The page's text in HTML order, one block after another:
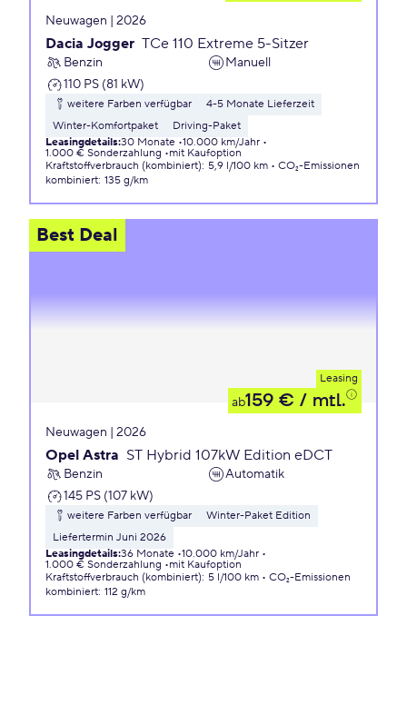
Neuwagen | 2026
Dacia Jogger TCe 110 Extreme 5-Sitzer
Benzin
Manuell
110 PS (81 kW)
weitere Farben verfügbar
4-5 Monate Lieferzeit
Winter-Komfortpaket
Driving-Paket
Leasingdetails:30 Monate 10.000 km/Jahr
1.000 € Sonderzahlung
mit Kaufoption
Kraftstoffverbrauch (kombiniert): 5,9 l/100 km
CO₂-Emissionen
kombiniert: 135 g/km
Best Deal
Leasing
ab159 € / mtl.
Neuwagen | 2026
Opel Astra ST Hybrid 107kW Edition eDCT
Benzin
Automatik
145 PS (107 kW)
weitere Farben verfügbar
Winter-Paket Edition
Liefertermin Juni 2026
Leasingdetails:36 Monate 10.000 km/Jahr
1.000 € Sonderzahlung
mit Kaufoption
Kraftstoffverbrauch (kombiniert): 5 l/100 km
CO₂-Emissionen
kombiniert: 112 g/km